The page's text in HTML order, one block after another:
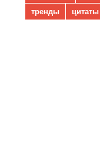
тренды
цитаты